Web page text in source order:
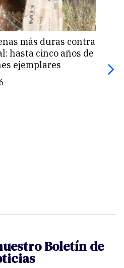
más duras contra
hasta cinco años de
ejemplares
Boletín de